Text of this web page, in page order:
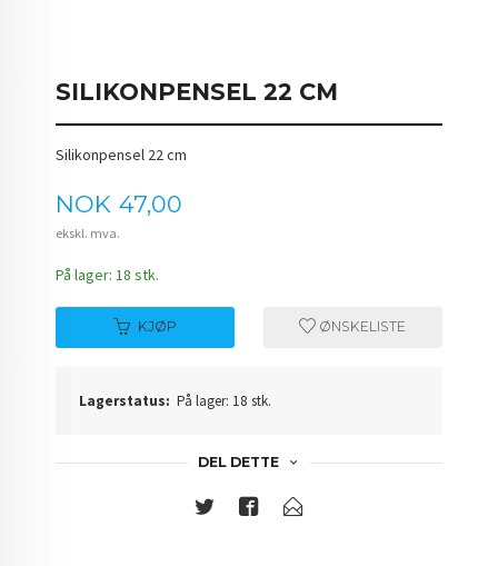
SILIKONPENSEL 22 CM
Silikonpensel 22 cm
Pris
NOK 47,00
ekskl. mva.
På lager: 18 stk.
KJØP ØNSKELISTE
Lagerstatus: På lager: 18 stk.
DEL DETTE